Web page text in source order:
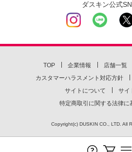
ダスキン公式
TOP 企業情報 店舗一覧
カスタマーハラスメント対応方針
サイトについて
サイ
特定商取引に関する法律に
Copyright(c) DUSKIN CO., LTD. All